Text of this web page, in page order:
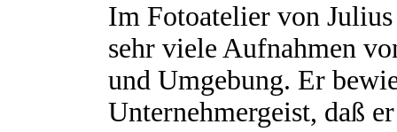
Im Fotoatelier von
sehr viele Aufnahmen
und Umgebung. Er
Unternehmergeist, daß